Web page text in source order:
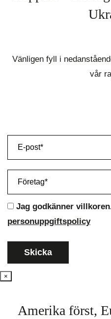
Vänligen fyll i
vår
Jag godkänner
personuppgiftspolicy
×
Amerika först,